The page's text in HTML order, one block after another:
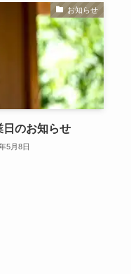
お知らせ
日のお知らせ
5月8日